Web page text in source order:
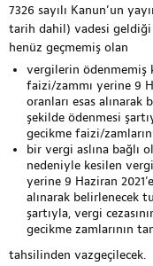
7326 sayılı Kanun’un
tarih dahil) vadesi geldiği
henüz geçmemiş olan
vergilerin ödenmemiş
faizi/zammı yerine 9
oranları esas
şekilde ödenmesi
gecikme faizi/
bir vergi aslına bağlı
nedeniyle kesilen vergi
yerine 9 Haziran
alınarak belirlenecek
şartıyla, vergi
gecikme zamlarının
tahsilinden vazgeçilecek.